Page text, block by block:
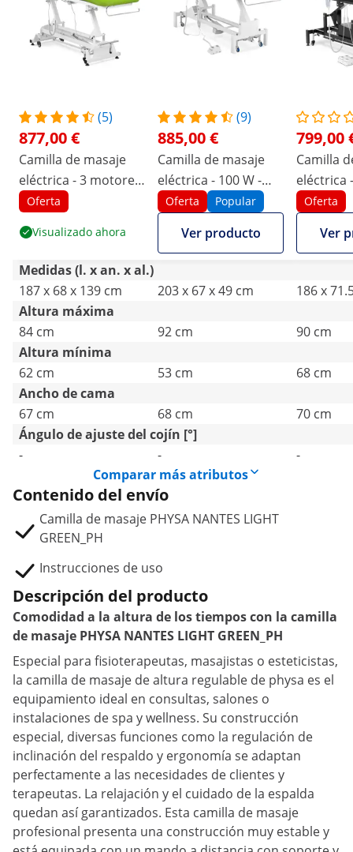
(5)
877,00 €
Camilla de masaje
eléctrica - 3 motores
- 200 kg - verde claro
Oferta
Visualizado ahora
(9)
885,00 €
Camilla de masaje
eléctrica - 100 W -
200 kg - beis
Oferta Popular
Ver producto
799,00
Camilla
eléctrica
- 200 kg
Oferta
Ver
Medidas (l. x an. x al.)
187 x 68 x 139 cm
203 x 67 x 49 cm
186 x
Altura máxima
84 cm
92 cm
90 cm
Altura mínima
62 cm
53 cm
68 cm
Ancho de cama
67 cm
68 cm
70 cm
Ángulo de ajuste del cojín [°]
-
-
-
Comparar más atributos
Contenido del envío
Camilla de masaje PHYSA NANTES LIGHT
GREEN_PH
Instrucciones de uso
Descripción del producto
Comodidad a la altura de los tiempos con la camilla
de masaje PHYSA NANTES LIGHT GREEN_PH
Especial para fisioterapeutas, masajistas o esteticistas,
la camilla de masaje de altura regulable de physa es el
equipamiento ideal en consultas, salones o
instalaciones de spa y wellness. Su construcción
especial, diversas funciones como la regulación de
inclinación del respaldo y ergonomía se adaptan
perfectamente a las necesidades de clientes y
terapeutas. La relajación y el cuidado de la espalda
quedan así garantizados. Esta camilla de masaje
profesional presenta una construcción muy estable y